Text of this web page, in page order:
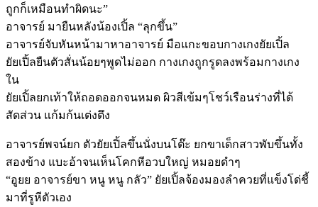
ถูกก็เหมือนทำผิดนะ”
อาจารย์ มายืนหลังน้องเปิ้ล “ลุกขึ้น”
อาจารย์จับหันหน้ามาหาอาจารย์ มือแกะขอบกางเกงยัยเปิ้ล
ยัยเปิ้ลยืนตัวสั่นน้อยๆพูดไม่ออก กางเกงถูกรูดลงพร้อมกางเกง
ใน
ยัยเปิ้ลยกเท้าให้ถอดออกจนหมด ผิวสีเข้มๆโชว์เรือนร่างที่ได้
สัดส่วน แก้มก้นเต่งตึง
อาจารย์พจน์ยก ตัวยัยเปิ้ลขึ้นนั่งบนโต๊ะ ยกขาเด็กสาวพับขึ้นทั้ง
สองข้าง แบะอ้าจนเห็นโคกหีอวบใหญ่ หมอยดำๆ
“อูยย อาจารย์ขา หนู หนู กลัว” ยัยเปิ้ลจ้องมองลำควยที่แข็งโด่ชี้
มาที่รูหีตัวเอง